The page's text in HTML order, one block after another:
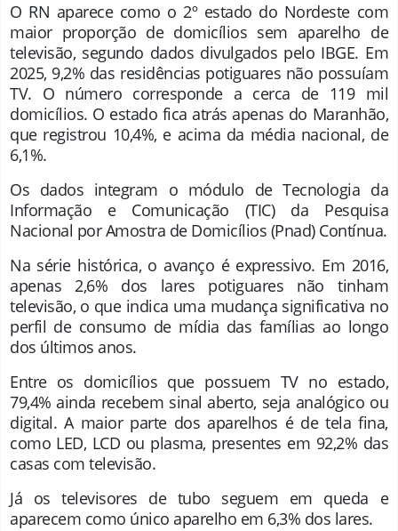
O RN aparece como o 2º estado do Nordeste com
maior proporção de domicílios sem aparelho de
televisão, segundo dados divulgados pelo IBGE. Em
2025, 9,2% das residências potiguares não possuíam
TV. O número corresponde a cerca de 119 mil
domicílios. O estado fica atrás apenas do Maranhão,
que registrou 10,4%, e acima da média nacional, de
6,1%.
Os dados integram o módulo de Tecnologia da
Informação e Comunicação (TIC) da Pesquisa
Nacional por Amostra de Domicílios (Pnad) Contínua.
Na série histórica, o avanço é expressivo. Em 2016,
apenas 2,6% dos lares potiguares não tinham
televisão, o que indica uma mudança significativa no
perfil de consumo de mídia das famílias ao longo
dos últimos anos.
Entre os domicílios que possuem TV no estado,
79,4% ainda recebem sinal aberto, seja analógico ou
digital. A maior parte dos aparelhos é de tela fina,
como LED, LCD ou plasma, presentes em 92,2% das
casas com televisão.
Já os televisores de tubo seguem em queda e
aparecem como único aparelho em 6,3% dos lares.